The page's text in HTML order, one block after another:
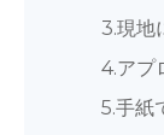
3.現地
4.アプ
5.手紙